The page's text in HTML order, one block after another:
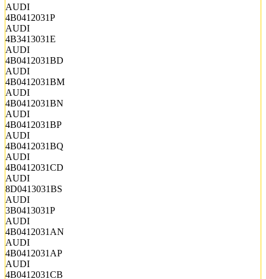
AUDI
4B0412031P
AUDI
4B3413031E
AUDI
4B0412031BD
AUDI
4B0412031BM
AUDI
4B0412031BN
AUDI
4B0412031BP
AUDI
4B0412031BQ
AUDI
4B0412031CD
AUDI
8D0413031BS
AUDI
3B0413031P
AUDI
4B0412031AN
AUDI
4B0412031AP
AUDI
4B0412031CB